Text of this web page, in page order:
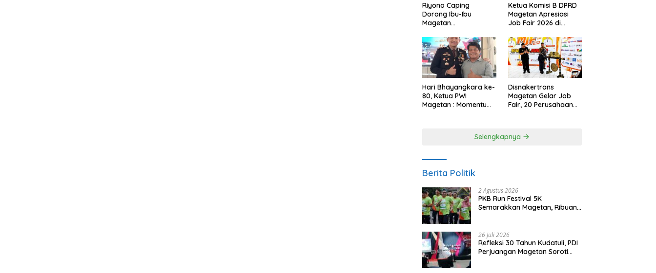
Riyono Caping
Dorong Ibu-Ibu
Magetan
Ikan, Perkuat Budaya
Gemar Makan Ikan
Ketua Komisi B DPRD
Magetan Apresiasi
Job Fair 2026 di
Anggaran
Hari Bhayangkara ke-
80, Ketua PWI
Magetan : Momentum
Disnakertrans
Magetan Gelar Job
Fair, 20 Perusahaan
Selengkapnya
Berita Politik
2 Agustus 2026
PKB Run Festival 5K
Semarakkan Magetan, Ribuan
26 Juli 2026
Refleksi 30 Tahun Kudatuli, PDI
Perjuangan Magetan Soroti